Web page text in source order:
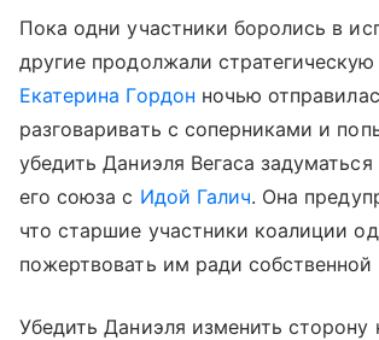
Пока одни участники боролись в
другие продолжали стратегическую
Екатерина Гордон ночью
разговаривать с соперниками и
убедить Даниэля Вегаса
его союза с Идой Галич. Она
что старшие участники коалиции
пожертвовать им ради собственной
Убедить Даниэля изменить сторону